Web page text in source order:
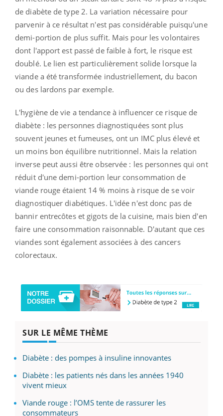
de diabète de type 2. La variation nécessaire pour
parvenir à ce résultat n'est pas considérable puisqu'une
demi-portion de plus suffit. Mais pour les volontaires
dont l'apport est passé de faible à fort, le risque est
doublé. Le lien est particulièrement solide lorsque la
viande a été transformée industriellement, du bacon
ou des lardons par exemple.
L'hygiène de vie a tendance à influencer ce risque de
diabète : les personnes diagnostiquées sont plus
souvent jeunes et fumeuses, ont un IMC plus élevé et
un moins bon équilibre nutritionnel. Mais la relation
inverse peut aussi être observée : les personnes qui ont
réduit d'une demi-portion leur consommation de
viande rouge étaient 14 % moins à risque de se voir
diagnostiquer diabétiques. L'idée n'est donc pas de
bannir entrecôtes et gigots de la cuisine, mais bien d'en
faire une consommation raisonnable. D'autant que ces
viandes sont également associées à des cancers
colorectaux.
SUR LE MÊME THÈME
Diabète : des pompes à insuline innovantes
Diabète : les patients nés dans les années 1940
vivent mieux
Viande rouge : l’OMS tente de rassurer les
consommateurs